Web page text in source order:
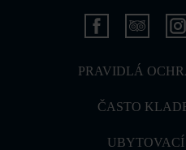
PRAVIDLÁ
ČASTO